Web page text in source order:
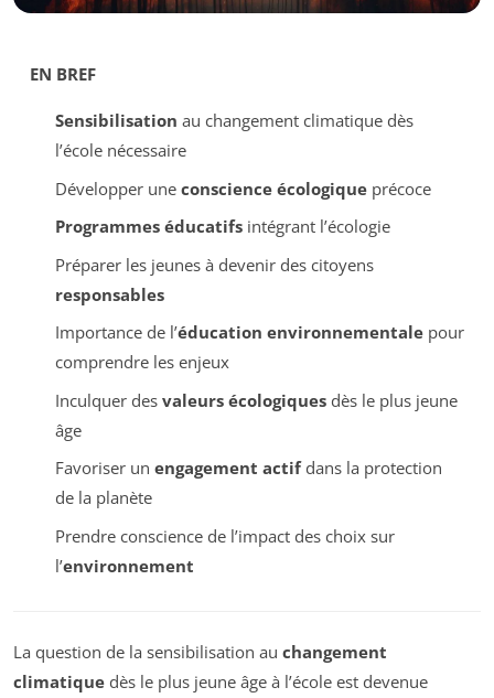
EN BREF
Sensibilisation au changement climatique dès
l’école nécessaire
Développer une conscience écologiqueprécoce
Programmes éducatifsintégrant l’écologie
Préparer les jeunes à devenir des citoyens
responsables
Importance de l’éducation environnementalepour
comprendre les enjeux
Inculquer des valeurs écologiquesdès le plus jeune
âge
Favoriser un engagement actifdans la protection
de la planète
Prendre conscience de l’impact des choix sur
l’environnement
La question de la sensibilisation au changement
climatique dès le plus jeune âge à l’école est devenue